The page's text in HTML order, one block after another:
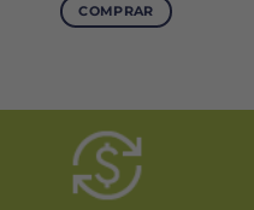
COMPRAR